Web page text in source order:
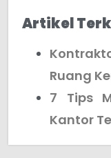
Artikel
Ruang
7 Tips
Kantor